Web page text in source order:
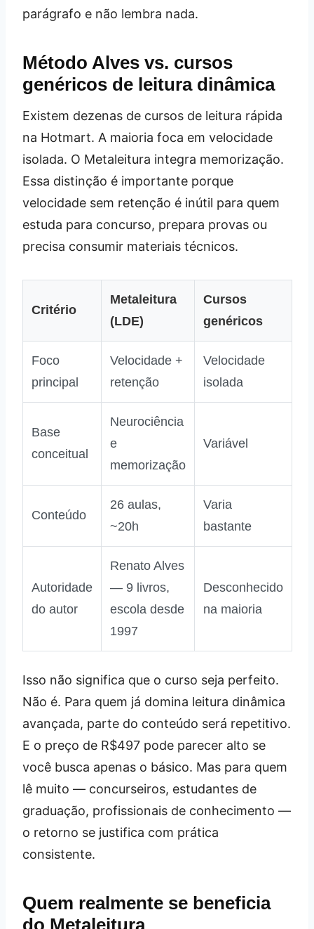
parágrafo e não lembra nada.
Método Alves vs. cursos
genéricos de leitura dinâmica
Existem dezenas de cursos de leitura rápida
na Hotmart. A maioria foca em velocidade
isolada. O Metaleitura integra memorização.
Essa distinção é importante porque
velocidade sem retenção é inútil para quem
estuda para concurso, prepara provas ou
precisa consumir materiais técnicos.
Critério
Metaleitura
(LDE)
Cursos
genéricos
Foco
principal
Velocidade +
retenção
Velocidade
isolada
Base
conceitual
Neurociência
e
memorização
Variável
Conteúdo
26 aulas,
~20h
Varia
bastante
Autoridade
do autor
Renato Alves
— 9 livros,
escola desde
1997
Desconhecido
na maioria
Isso não significa que o curso seja perfeito.
Não é. Para quem já domina leitura dinâmica
avançada, parte do conteúdo será repetitivo.
E o preço de R$497 pode parecer alto se
você busca apenas o básico. Mas para quem
lê muito — concurseiros, estudantes de
graduação, profissionais de conhecimento —
o retorno se justifica com prática
consistente.
Quem realmente se beneficia
do Metaleitura